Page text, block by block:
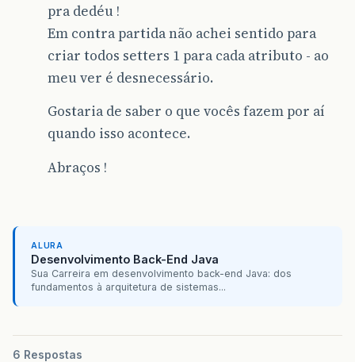
pra dedéu !
Em contra partida não achei sentido para
criar todos setters 1 para cada atributo - ao
meu ver é desnecessário.
Gostaria de saber o que vocês fazem por aí
quando isso acontece.
Abraços !
ALURA
Desenvolvimento Back-End Java
Sua Carreira em desenvolvimento back-end Java: dos
fundamentos à arquitetura de sistemas...
6 Respostas